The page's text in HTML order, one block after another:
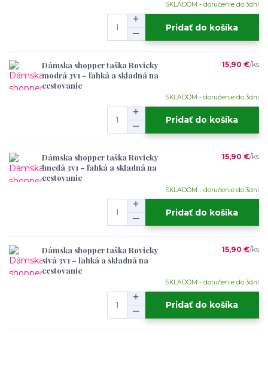
SKLADOM - doručenie do 3dní
Pridať do košíka
Dámska shopper taška Rovicky
modrá 3v1 – ľahká a skladná na
cestovanie
15,90 €/ks
SKLADOM - doručenie do 3dní
Pridať do košíka
Dámska shopper taška Rovicky
hnedá 3v1 – ľahká a skladná na
cestovanie
15,90 €/ks
SKLADOM - doručenie do 3dní
Pridať do košíka
Dámska shopper taška Rovicky
sivá 3v1 – ľahká a skladná na
cestovanie
15,90 €/ks
SKLADOM - doručenie do 3dní
Pridať do košíka